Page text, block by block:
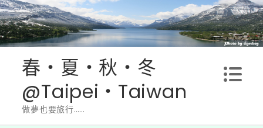
Skip
to
content
春‧夏‧秋‧冬
@Taipei‧Taiwan
做夢也要旅行……